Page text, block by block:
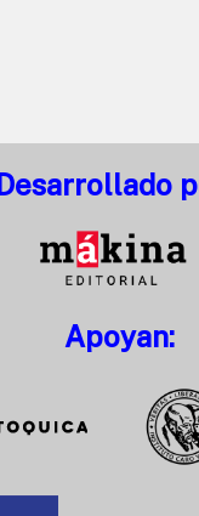
Desarrollado
Apoyan: